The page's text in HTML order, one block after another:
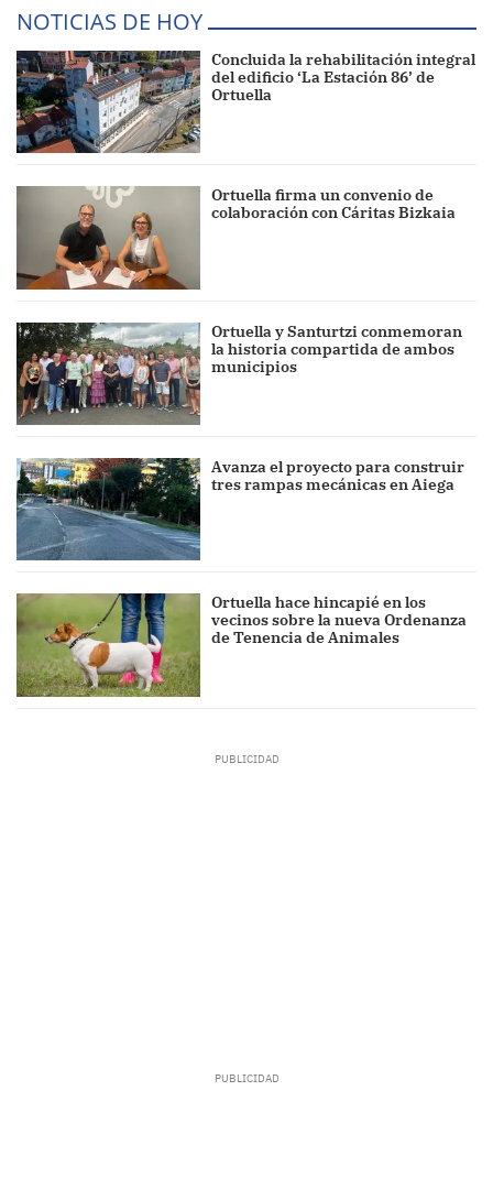
NOTICIAS DE HOY
Concluida la rehabilitación integral
del edificio ‘La Estación 86’ de
Ortuella
Ortuella firma un convenio de
colaboración con Cáritas Bizkaia
Ortuella y Santurtzi conmemoran
la historia compartida de ambos
municipios
Avanza el proyecto para construir
tres rampas mecánicas en Aiega
Ortuella hace hincapié en los
vecinos sobre la nueva Ordenanza
de Tenencia de Animales